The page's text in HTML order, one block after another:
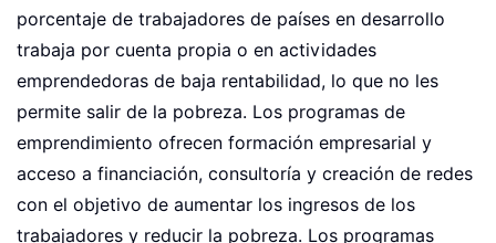
porcentaje de trabajadores de países en desarrollo
trabaja por cuenta propia o en actividades
emprendedoras de baja rentabilidad, lo que no les
permite salir de la pobreza. Los programas de
emprendimiento ofrecen formación empresarial y
acceso a financiación, consultoría y creación de redes
con el objetivo de aumentar los ingresos de los
trabajadores y reducir la pobreza. Los programas